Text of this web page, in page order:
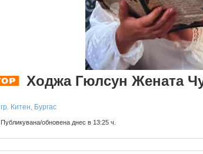
Ходжа Гюлсун Жената
гр. Китен, Бургас
Публикувана/обновена днес в 13:25 ч.